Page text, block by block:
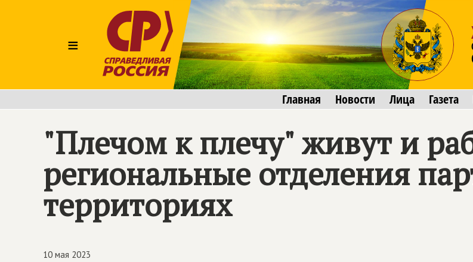
≡
Главная Новости Лица Газета
"Плечом к плечу" живут и
региональные отделения
территориях
10 мая 2023